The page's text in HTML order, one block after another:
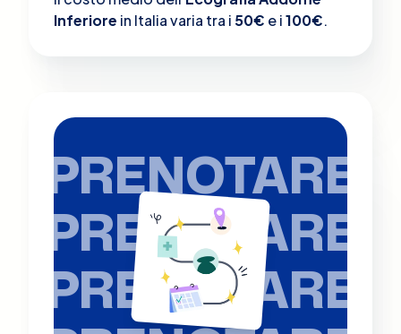
Inferiore in Italia varia tra i 50€ e i100€.
PRENOTARE
PRENOTARE
PRENOTARE